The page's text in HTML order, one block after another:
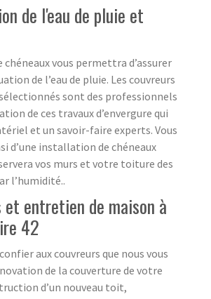
de l'eau de pluie et
vous permettra d’assurer
de l’eau de pluie. Les couvreurs
sont des professionnels
de ces travaux d’envergure qui
et un savoir-faire experts. Vous
d’une installation de chéneaux
vos murs et votre toiture des
l’humidité..
et entretien de maison à
42
aux couvreurs que nous vous
de la couverture de votre
d’un nouveau toit,